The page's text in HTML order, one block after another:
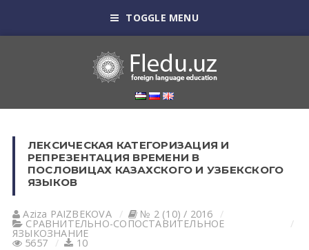
TOGGLE MENU
ЛЕКСИЧЕСКАЯ КАТЕГОРИЗАЦИЯ И
РЕПРЕЗЕНТАЦИЯ ВРЕМЕНИ В
ПОСЛОВИЦАХ КАЗАХСКОГО И УЗБЕКСКОГО
ЯЗЫКОВ
Aziza PAIZBEKOVA № 2 (10) / 2016
СРАВНИТЕЛЬНО-СОПОСТАВИТЕЛЬНОЕ
ЯЗЫКОЗНАНИЕ
5657 10